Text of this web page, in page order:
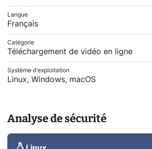
Langue
Français
Catégorie
Téléchargement de vidéo en ligne
Système d'exploitation
Linux, Windows, macOS
Analyse de sécurité